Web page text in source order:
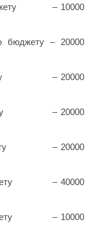
– 10000
бюджету – 20000
– 20000
– 20000
– 20000
– 40000
– 10000